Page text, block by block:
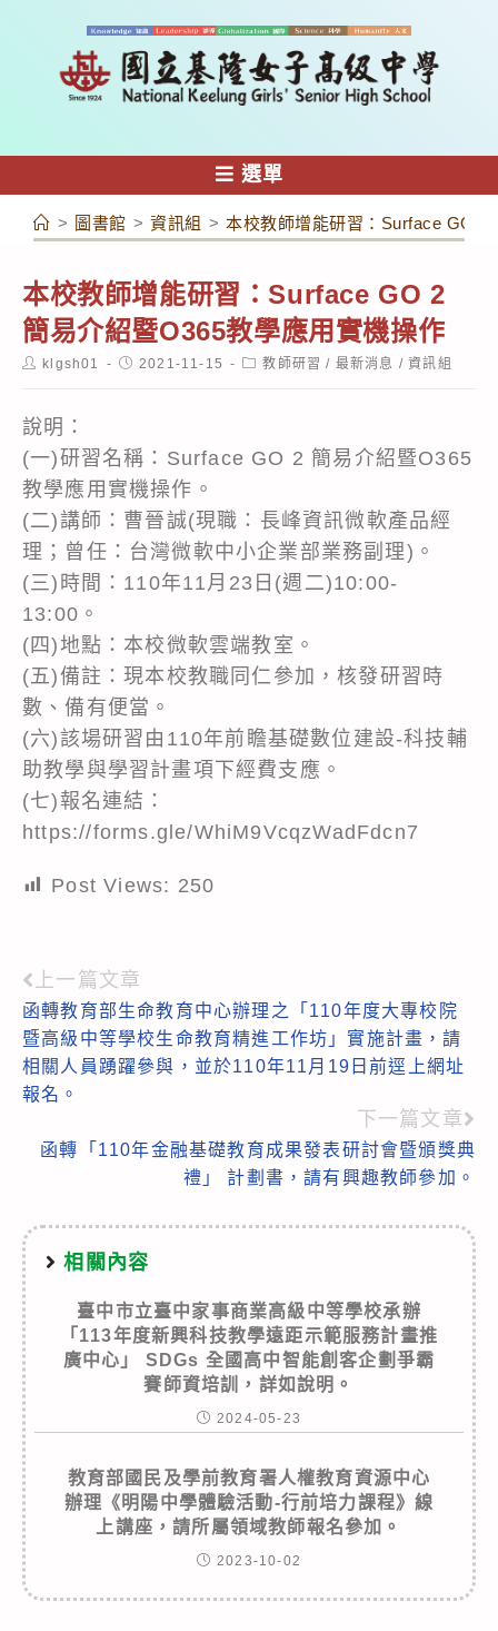
容
選單
> 圖書館 > 資訊組 > 本校教師增能研習：Surface GO 2
本校教師增能研習：Surface GO 2
簡易介紹暨O365教學應用實機操作
Postklgsh01
Post2021-11-15
Post教師研習 / 最新消息 / 資訊組
說明：
(一)研習名稱：Surface GO 2 簡易介紹暨O365
教學應用實機操作。
(二)講師：曹晉誠(現職：長峰資訊微軟產品經
理；曾任：台灣微軟中小企業部業務副理)。
(三)時間：110年11月23日(週二)10:00-
13:00。
(四)地點：本校微軟雲端教室。
(五)備註：現本校教職同仁參加，核發研習時
數、備有便當。
(六)該場研習由110年前瞻基礎數位建設-科技輔
助教學與學習計畫項下經費支應。
(七)報名連結：
https://forms.gle/WhiM9VcqzWadFdcn7
Post Views: 250
Read
more
articles
上一篇文章
函轉教育部生命教育中心辦理之「110年度大專校院
暨高級中等學校生命教育精進工作坊」實施計畫，請
相關人員踴躍參與，並於110年11月19日前逕上網址
報名。
下一篇文章
函轉「110年金融基礎教育成果發表研討會暨頒獎典
禮」 計劃書，請有興趣教師參加。
相關內容
臺中市立臺中家事商業高級中等學校承辦
「113年度新興科技教學遠距示範服務計畫推
廣中心」 SDGs 全國高中智能創客企劃爭霸
賽師資培訓，詳如說明。
2024-05-23
教育部國民及學前教育署人權教育資源中心
辦理《明陽中學體驗活動-行前培力課程》線
上講座，請所屬領域教師報名參加。
2023-10-02